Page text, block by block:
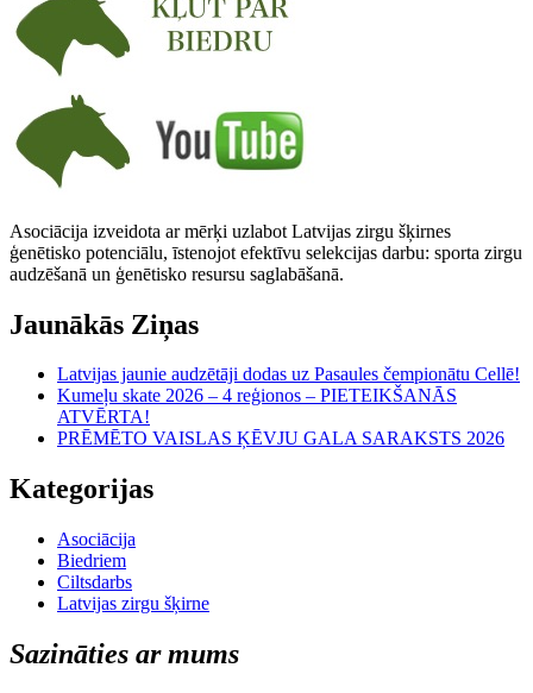
Asociācija izveidota ar mērķi uzlabot Latvijas zirgu šķirnes
ģenētisko potenciālu, īstenojot efektīvu selekcijas darbu: sporta zirgu
audzēšanā un ģenētisko resursu saglabāšanā.
Jaunākās Ziņas
Latvijas jaunie audzētāji dodas uz Pasaules čempionātu Cellē!
Kumeļu skate 2026 – 4 reģionos – PIETEIKŠANĀS
ATVĒRTA!
PRĒMĒTO VAISLAS ĶĒVJU GALA SARAKSTS 2026
Kategorijas
Asociācija
Biedriem
Ciltsdarbs
Latvijas zirgu šķirne
Sazināties ar mums